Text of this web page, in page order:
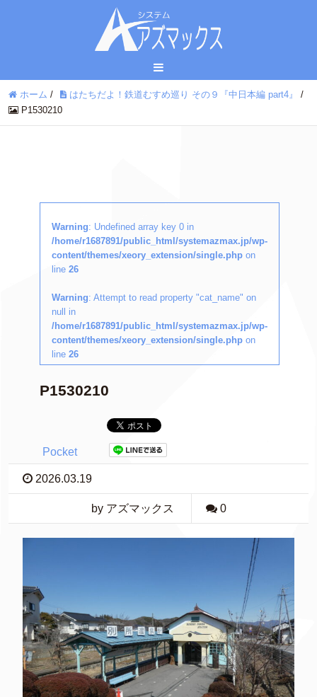
ホーム / はたちだよ！鉄道むすめ巡り その９『中日本編 part4』
/
P1530210
Warning: Undefined array key 0 in
/home/r1687891/public_html/systemazmax.jp/wp-
content/themes/xeory_extension/single.php on
line 26
Warning: Attempt to read property "cat_name" on
null in
/home/r1687891/public_html/systemazmax.jp/wp-
content/themes/xeory_extension/single.php on
line 26
P1530210
Pocket
2026.03.19
by アズマックス 0